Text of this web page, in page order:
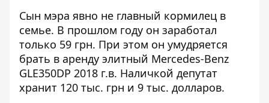
Сын мэра явно не главный кормилец в
семье. В прошлом году он заработал
только 59 грн. При этом он умудряется
брать в аренду элитный Mercedes-Benz
GLE350DР 2018 г.в. Наличкой депутат
хранит 120 тыс. грн и 9 тыс. долларов.